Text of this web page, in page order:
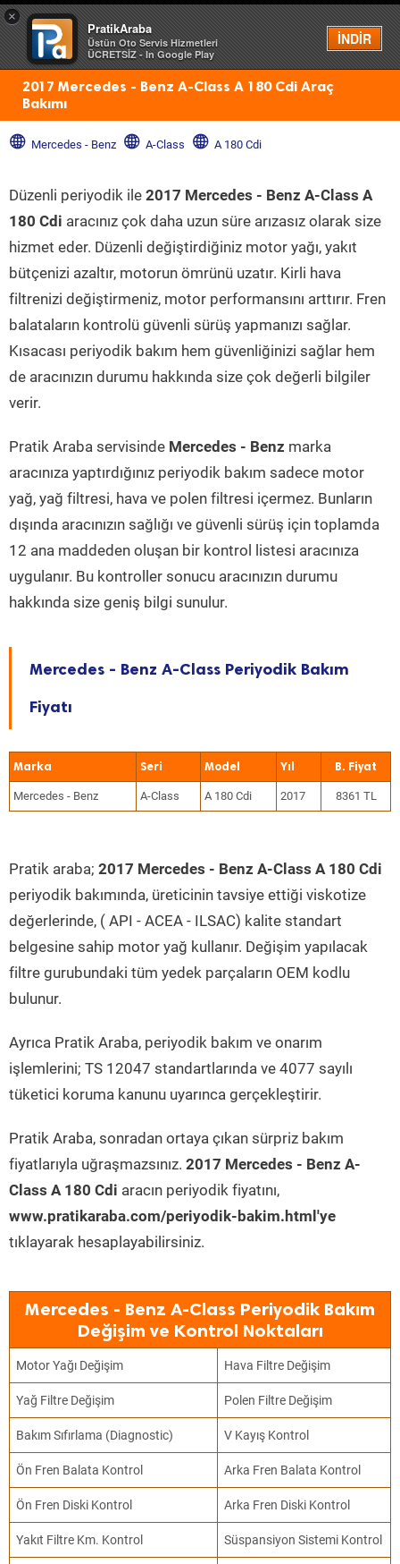
×
PratikAraba
Üstün Oto Servis Hizmetleri
ÜCRETSİZ - In Google Play
İNDİR
Menü
2017 Mercedes - Benz A-Class A 180 Cdi Araç
Bakımı
Mercedes - Benz A-Class A 180 Cdi
Düzenli periyodik ile 2017 Mercedes - Benz A-Class A
180 Cdi aracınız çok daha uzun süre arızasız olarak size
hizmet eder. Düzenli değiştirdiğiniz motor yağı, yakıt
bütçenizi azaltır, motorun ömrünü uzatır. Kirli hava
filtrenizi değiştirmeniz, motor performansını arttırır. Fren
balataların kontrolü güvenli sürüş yapmanızı sağlar.
Kısacası periyodik bakım hem güvenliğinizi sağlar hem
de aracınızın durumu hakkında size çok değerli bilgiler
verir.
Pratik Araba servisinde Mercedes - Benz marka
aracınıza yaptırdığınız periyodik bakım sadece motor
yağ, yağ filtresi, hava ve polen filtresi içermez. Bunların
dışında aracınızın sağlığı ve güvenli sürüş için toplamda
12 ana maddeden oluşan bir kontrol listesi aracınıza
uygulanır. Bu kontroller sonucu aracınızın durumu
hakkında size geniş bilgi sunulur.
Mercedes - Benz A-Class Periyodik Bakım
Fiyatı
Marka Seri Model Yıl
Mercedes - Benz A-Class A 180 Cdi 2017 8361 TL
Pratik araba; 2017 Mercedes - Benz A-Class A 180 Cdi
periyodik bakımında, üreticinin tavsiye ettiği viskotize
değerlerinde, ( API - ACEA - ILSAC) kalite standart
belgesine sahip motor yağ kullanır. Değişim yapılacak
filtre gurubundaki tüm yedek parçaların OEM kodlu
bulunur.
Ayrıca Pratik Araba, periyodik bakım ve onarım
işlemlerini; TS 12047 standartlarında ve 4077 sayılı
tüketici koruma kanunu uyarınca gerçekleştirir.
Pratik Araba, sonradan ortaya çıkan sürpriz bakım
fiyatlarıyla uğraşmazsınız. 2017 Mercedes - Benz A-
Class A 180 Cdi aracın periyodik fiyatını,
www.pratikaraba.com/periyodik-bakim.html'ye
tıklayarak hesaplayabilirsiniz.
Mercedes - Benz A-Class Periyodik Bakım
Değişim ve Kontrol Noktaları
Motor Yağı Değişim Hava Filtre Değişim
Yağ Filtre Değişim Polen Filtre Değişim
Bakım Sıfırlama (Diagnostic) V Kayış Kontrol
Ön Fren Balata Kontrol Arka Fren Balata Kontrol
Ön Fren Diski Kontrol Arka Fren Diski Kontrol
Yakıt Filtre Km. Kontrol Süspansiyon Sistemi Kontrol